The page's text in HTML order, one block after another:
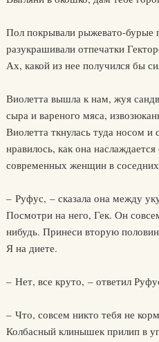
Пол покрывали рыжевато-бурые
разукрашивали отпечатки
Ах, какой из нее получился бы
Виолетта вышла к нам, жуя
сыра и вареного мяса,
Виолетта ткнулась туда носом
нравилось, как она
современных женщин в
– Руфус, – сказала она между
Посмотри на него, Гек. Он
нибудь. Принеси вторую
Я на диете.
– Нет, все круто, – ответил
– Что, совсем никто тебя не
Колбасный клинышек прилип в